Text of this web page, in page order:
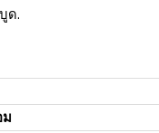
ด.
ม